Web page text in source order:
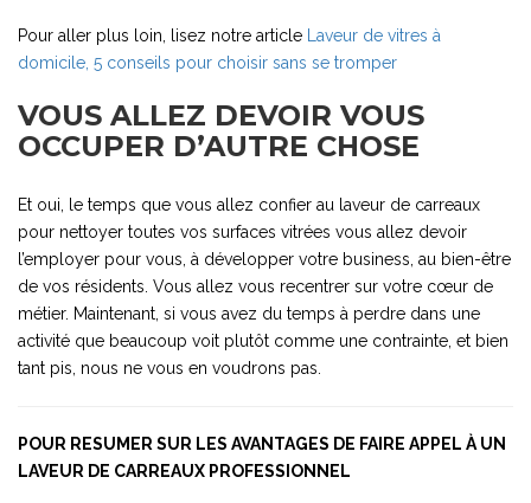
Pour aller plus loin, lisez notre article
Laveur de vitres à
domicile, 5 conseils pour choisir sans se tromper
VOUS ALLEZ DEVOIR VOUS
OCCUPER D’AUTRE CHOSE
Et oui, le temps que vous allez confier au laveur de carreaux
pour nettoyer toutes vos surfaces vitrées vous allez devoir
l’employer pour vous, à développer votre business, au bien-être
de vos résidents. Vous allez vous recentrer sur votre cœur de
métier. Maintenant, si vous avez du temps à perdre dans une
activité que beaucoup voit plutôt comme une contrainte, et bien
tant pis, nous ne vous en voudrons pas.
POUR RESUMER SUR LES AVANTAGES DE FAIRE APPEL À UN
LAVEUR DE CARREAUX PROFESSIONNEL